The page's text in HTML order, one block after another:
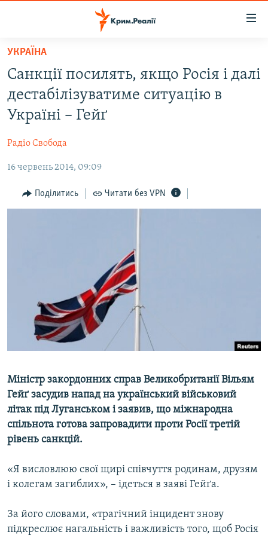
Перейти
основного
матеріалу
Перейти
до
основної
Перейти
пошуку
ВОДА.КРИМ
ВІДЕО ТА ФОТО
БЛОГИ
ПОГЛЯД
ІНТЕРВ'Ю
ВІДЕОУРОКИ «ELIFBE»
СВІДЧЕННЯ ОКУПАЦІЇ
УКРАЇНСЬКА ПРОБЛЕМА КРИМУ
ІНФОГРАФІКА
ЯК ОБІЙТИ БЛОКУВАННЯ
Qırımtatar
ДОЛУЧАЙСЯ!
Усі сайти RFE/RL
УКРАЇНА
Санкції посилять, якщо Росія і далі
дестабілізуватиме ситуацію в
Україні – Гейґ
Радіо Свобода
16 червень 2014, 09:09
Поділитись Читати без VPN
Міністр закордонних справ Великобританії Вільям
Гейґ засудив напад на український військовий
літак під Луганськом і заявив, що міжнародна
спільнота готова запровадити проти Росії третій
рівень санкцій.
«Я висловлюю свої щирі співчуття родинам, друзям
і колегам загиблих», – ідеться в заяві Гейґа.
За його словами, «трагічний інцидент знову
підкреслює нагальність і важливість того, щоб Росія